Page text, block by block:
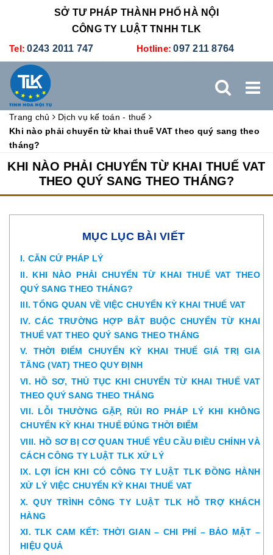
SỞ TƯ PHÁP THÀNH PHỐ HÀ NỘI
CÔNG TY LUẬT TNHH TLK
Tel: 0243 2011 747 Hotline: 097 211 8764
DỊCH VỤ KẾ TOÁN - THUẾ XÚC TIẾN THƯƠNG MẠI
Trang chủ
Dịch vụ kế toán - thuế
Khi nào phải chuyển từ khai thuế VAT theo quý sang theo
tháng?
KHI NÀO PHẢI CHUYỂN TỪ KHAI THUẾ VAT
THEO QUÝ SANG THEO THÁNG?
MỤC LỤC BÀI VIẾT
I. CĂN CỨ PHÁP LÝ
II. KHI NÀO PHẢI CHUYỂN TỪ KHAI THUẾ VAT THEO
QUÝ SANG THEO THÁNG?
III. TỔNG QUAN VỀ VIỆC CHUYỂN KỲ KHAI THUẾ VAT
IV. CÁC TRƯỜNG HỢP BẮT BUỘC CHUYỂN TỪ KHAI
THUẾ VAT THEO QUÝ SANG THEO THÁNG
V. THỜI ĐIỂM CHUYỂN KỲ KHAI THUẾ GIÁ TRỊ GIA
TĂNG (VAT) THEO QUY ĐỊNH
VI. HỒ SƠ, THỦ TỤC KHI CHUYỂN TỪ KHAI THUẾ VAT
THEO QUÝ SANG THEO THÁNG
VII. LỖI THƯỜNG GẶP, RỦI RO PHÁP LÝ KHI KHÔNG
CHUYỂN KỲ KHAI THUẾ ĐÚNG THỜI ĐIỂM
VIII. HỒ SƠ BỊ CƠ QUAN THUẾ YÊU CẦU ĐIỀU CHỈNH VÀ
CÁCH CÔNG TY LUẬT TLK XỬ LÝ
IX. LỢI ÍCH KHI CÓ CÔNG TY LUẬT TLK ĐỒNG HÀNH
XỬ LÝ VIỆC CHUYỂN KỲ KHAI THUẾ VAT
X. QUY TRÌNH CÔNG TY LUẬT TLK HỖ TRỢ KHÁCH
HÀNG
XI. TLK CAM KẾT: THỜI GIAN – CHI PHÍ – BẢO MẬT –
HIỆU QUẢ